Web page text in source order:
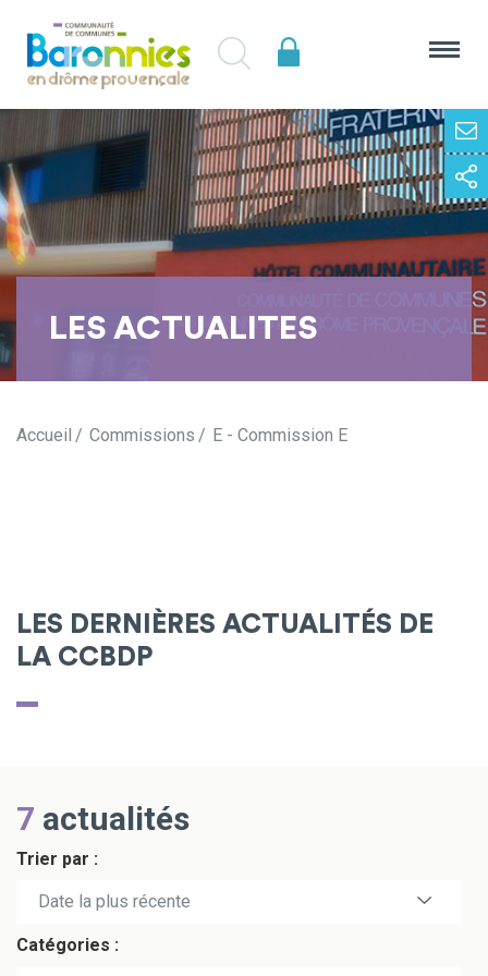
LES ACTUALITES
Accueil Commissions E - Commission E
LES DERNIÈRES ACTUALITÉS DE
LA CCBDP
7 actualités
Trier par :
Date la plus récente
Date la plus ancienne
Catégories :